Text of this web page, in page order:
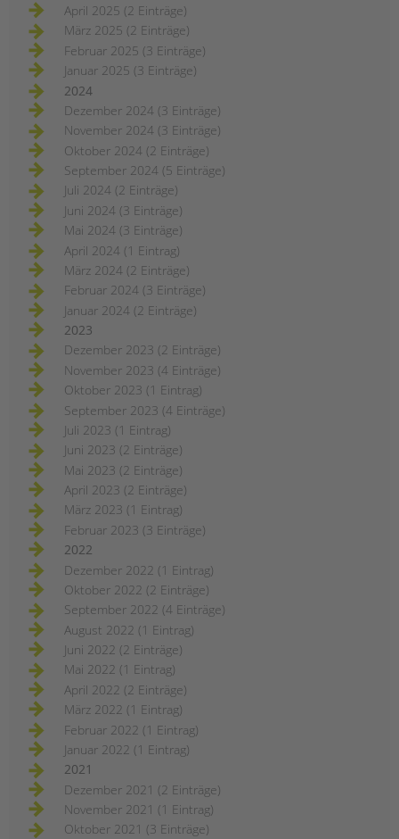
April 2025 (2 Einträge)
März 2025 (2 Einträge)
Februar 2025 (3 Einträge)
Januar 2025 (3 Einträge)
2024
Dezember 2024 (3 Einträge)
November 2024 (3 Einträge)
Oktober 2024 (2 Einträge)
September 2024 (5 Einträge)
Juli 2024 (2 Einträge)
Juni 2024 (3 Einträge)
Mai 2024 (3 Einträge)
April 2024 (1 Eintrag)
März 2024 (2 Einträge)
Februar 2024 (3 Einträge)
Januar 2024 (2 Einträge)
2023
Dezember 2023 (2 Einträge)
November 2023 (4 Einträge)
Oktober 2023 (1 Eintrag)
September 2023 (4 Einträge)
Juli 2023 (1 Eintrag)
Juni 2023 (2 Einträge)
Mai 2023 (2 Einträge)
April 2023 (2 Einträge)
März 2023 (1 Eintrag)
Februar 2023 (3 Einträge)
2022
Dezember 2022 (1 Eintrag)
Oktober 2022 (2 Einträge)
September 2022 (4 Einträge)
August 2022 (1 Eintrag)
Juni 2022 (2 Einträge)
Mai 2022 (1 Eintrag)
April 2022 (2 Einträge)
März 2022 (1 Eintrag)
Februar 2022 (1 Eintrag)
Januar 2022 (1 Eintrag)
2021
Dezember 2021 (2 Einträge)
November 2021 (1 Eintrag)
Oktober 2021 (3 Einträge)